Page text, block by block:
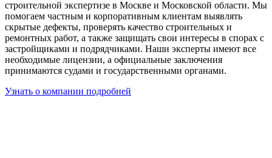
строительной экспертизе в Москве и Московской области. Мы
помогаем частным и корпоративным клиентам выявлять
скрытые дефекты, проверять качество строительных и
ремонтных работ, а также защищать свои интересы в спорах с
застройщиками и подрядчиками. Наши эксперты имеют все
необходимые лицензии, а официальные заключения
принимаются судами и государственными органами.
Узнать о компании подробней